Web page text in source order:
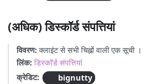
(अधिक) डिस्कॉर्ड संपत्तियां
विवरण:क्लाइंट से सभी चिह्नों वाली एक सूची ।
लिंक: डिस्कॉर्ड संपत्तियां
क्रेडिट:
bignutty